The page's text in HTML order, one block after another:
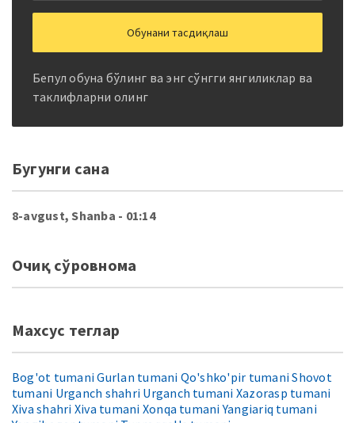
Бепул обуна бўлинг ва энг сўнгги янгиликлар ва
таклифларни олинг
Бугунги сана
8-avgust, Shanba - 01:14
Очиқ сўровнома
Махсус теглар
Bog'ot tumaniGurlan tumani Qo'shko'pir tumaniShovot
tumani Urganch shahri Urganch tumani Xazorasp tumani
Xiva shahri Xiva tumani Xonqa tumaniYangiariq tumani